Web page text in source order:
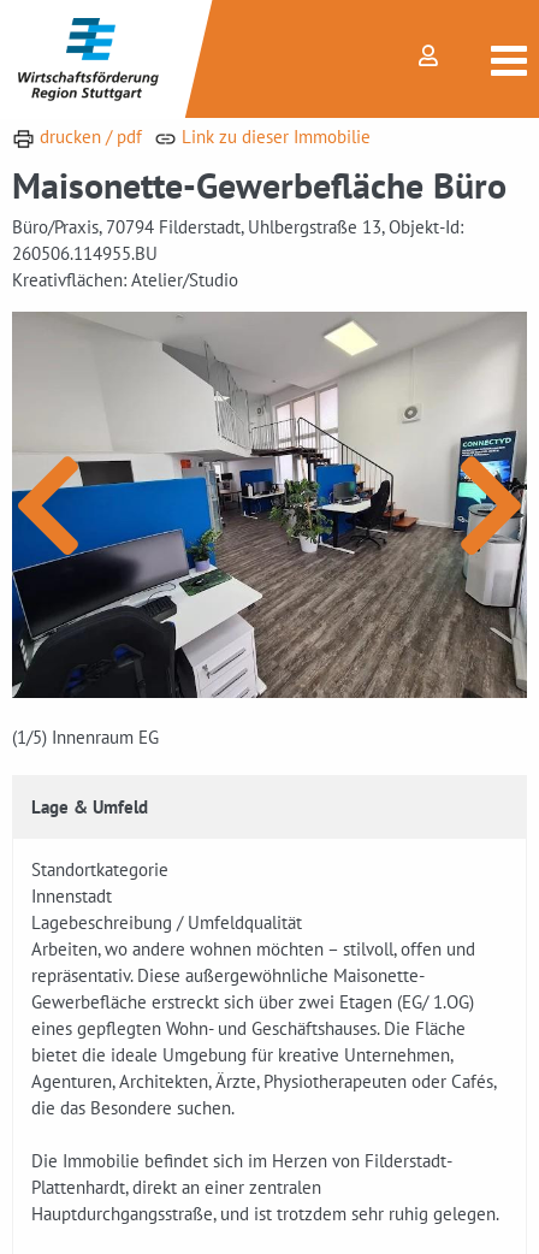
drucken / pdf Link zu dieser Immobilie
Maisonette-Gewerbefläche Büro
Büro/Praxis, 70794 Filderstadt, Uhlbergstraße 13, Objekt-Id:
260506.114955.BU
Kreativflächen: Atelier/Studio
(1/5) Innenraum EG
Lage & Umfeld
Standortkategorie
Innenstadt
Lagebeschreibung / Umfeldqualität
Arbeiten, wo andere wohnen möchten – stilvoll, offen und
repräsentativ. Diese außergewöhnliche Maisonette-
Gewerbefläche erstreckt sich über zwei Etagen (EG/ 1.OG)
eines gepflegten Wohn- und Geschäftshauses. Die Fläche
bietet die ideale Umgebung für kreative Unternehmen,
Agenturen, Architekten, Ärzte, Physiotherapeuten oder Cafés,
die das Besondere suchen.
Die Immobilie befindet sich im Herzen von Filderstadt-
Plattenhardt, direkt an einer zentralen
Hauptdurchgangsstraße, und ist trotzdem sehr ruhig gelegen.